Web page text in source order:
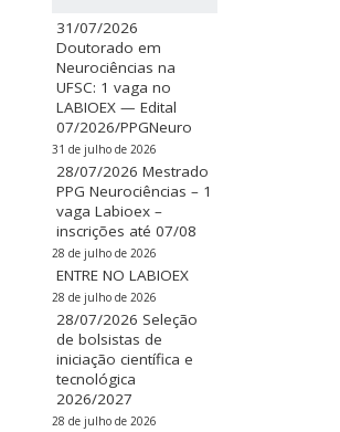
31/07/2026
Doutorado em
Neurociências na
UFSC: 1 vaga no
LABIOEX — Edital
07/2026/PPGNeuro
31 de julho de 2026
28/07/2026 Mestrado
PPG Neurociências – 1
vaga Labioex –
inscrições até 07/08
28 de julho de 2026
ENTRE NO LABIOEX
28 de julho de 2026
28/07/2026 Seleção
de bolsistas de
iniciação científica e
tecnológica
2026/2027
28 de julho de 2026